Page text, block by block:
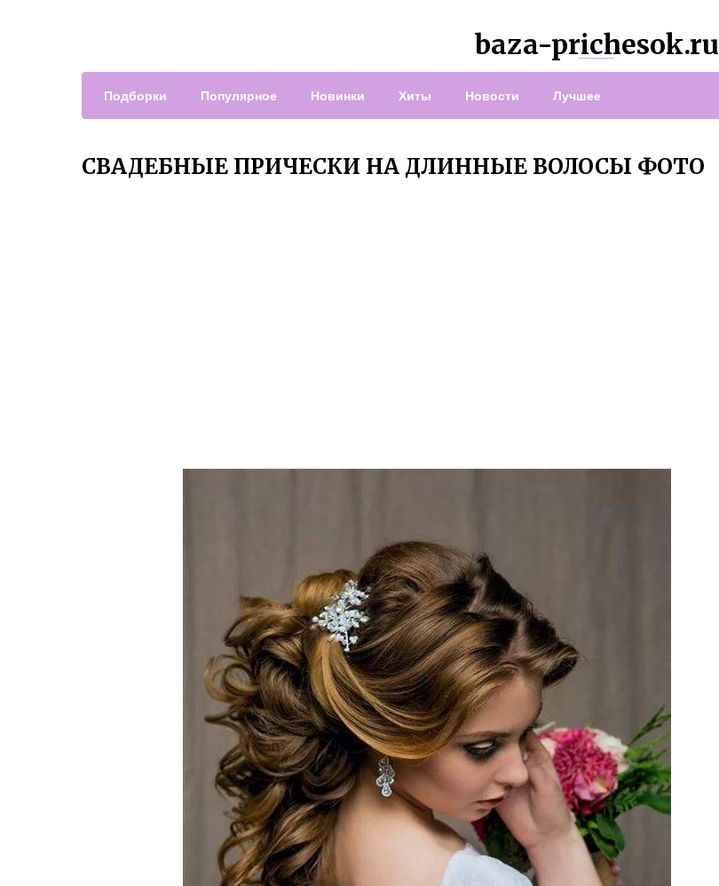
baza-prichesok.ru
Подборки Популярное Новинки Хиты Новости Лучшее
СВАДЕБНЫЕ ПРИЧЕСКИ НА ДЛИННЫЕ ВОЛОСЫ ФОТО